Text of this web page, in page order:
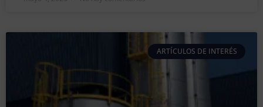
ARTÍCULOS DE INTERÉS